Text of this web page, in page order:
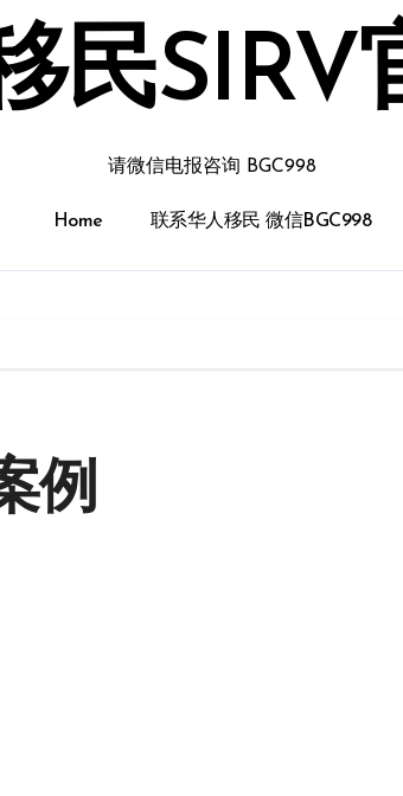
民SIRV
请微信电报咨询 BGC998
Home 联系华人移民 微信BGC998
例